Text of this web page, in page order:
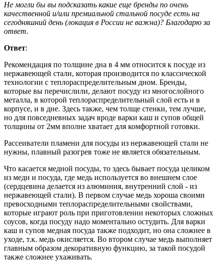
Не могли бы вы подсказать какие еще бренды по очень
качественной и/или премиальной стальной посуде есть на
сегодняшний день (локация в России не важна)? Благодарю за
ответ.
Ответ:
Рекомендация по толщине дна в 4 мм относится к посуде из
нержавеющей стали, которая производится по классической
технологии с теплораспределительным дном. Бренды,
которые вы перечислили, делают посуду из многослойного
металла, в которой теплораспределительный слой есть и в
корпусе, и в дне. Здесь также, чем толще стенки, тем лучше,
но для повседневных задач вроде варки каш и супов общей
толщины от 2мм вполне хватает для комфортной готовки.
Рассеиватели пламени для посуды из нержавеющей стали не
нужны, плавный разогрев тоже не является обязательным.
Что касается медной посуды, то здесь бывает посуда целиком
из меди и посуда, где медь используется во внешнем слое
(сердцевина делается из алюминия, внутренний слой - из
нержавеющей стали). В первом случае медь хороша своими
превосходными теплораспределительными свойствами,
которые играют роль при приготовлении некоторых сложных
соусов, когда посуду надо моментально остудить. Для варки
каш и супов медная посуда также подходит, но она сложнее в
уходе, т.к. медь окисляется. Во втором случае медь выполняет
главным образом декоративную функцию, за такой посудой
также сложнее ухаживать.